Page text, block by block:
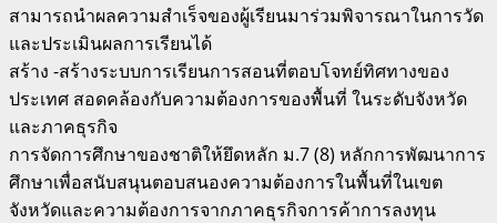
สามารถนำผลความสำเร็จของผู้เรียนมาร่วมพิจารณาในการวัด
และประเมินผลการเรียนได้
สร้าง -สร้างระบบการเรียนการสอนที่ตอบโจทย์ทิศทางของ
ประเทศ สอดคล้องกับความต้องการของพื้นที่ ในระดับจังหวัด
และภาคธุรกิจ
การจัดการศึกษาของชาติให้ยึดหลัก ม.7 (8) หลักการพัฒนาการ
ศึกษาเพื่อสนับสนุนตอบสนองความต้องการในพื้นที่ในเขต
จังหวัดและความต้องการจากภาคธุรกิจการค้าการลงทุน